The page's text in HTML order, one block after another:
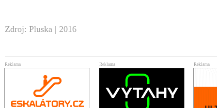
Zdroj: Pluska | 2016
Reklama Reklama Reklama